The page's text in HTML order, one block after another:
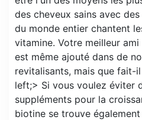
des cheveux sains avec
du monde entier chantent
vitamine. Votre meilleur
est même ajouté dans de
revitalisants, mais que fait-
left;> Si vous voulez éviter
suppléments pour la
biotine se trouve